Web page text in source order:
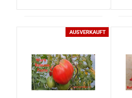
AUSVERKAUFT